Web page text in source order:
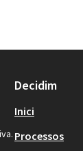
Decidim
Inici
Processos